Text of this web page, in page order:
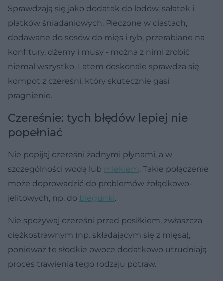
Sprawdzają się jako dodatek do lodów, sałatek i
płatków śniadaniowych. Pieczone w ciastach,
dodawane do sosów do mięs i ryb, przerabiane na
konfitury, dżemy i musy - można z nimi zrobić
niemal wszystko. Latem doskonale sprawdza się
kompot z czereśni, który skutecznie gasi
pragnienie.
Czereśnie: tych błędów lepiej nie
popełniać
Nie popijaj czereśni żadnymi płynami, a w
szczególności wodą lub mlekiem. Takie połączenie
może doprowadzić do problemów żołądkowo-
jelitowych, np. do biegunki.
Nie spożywaj czereśni przed posiłkiem, zwłaszcza
ciężkostrawnym (np. składającym się z mięsa),
ponieważ te słodkie owoce dodatkowo utrudniają
proces trawienia tego rodzaju potraw.